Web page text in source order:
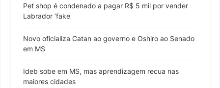
Pet shop é condenado a pagar R$ 5 mil por vender
Labrador ‘fake
Novo oficializa Catan ao governo e Oshiro ao Senado
em MS
Ideb sobe em MS, mas aprendizagem recua nas
maiores cidades